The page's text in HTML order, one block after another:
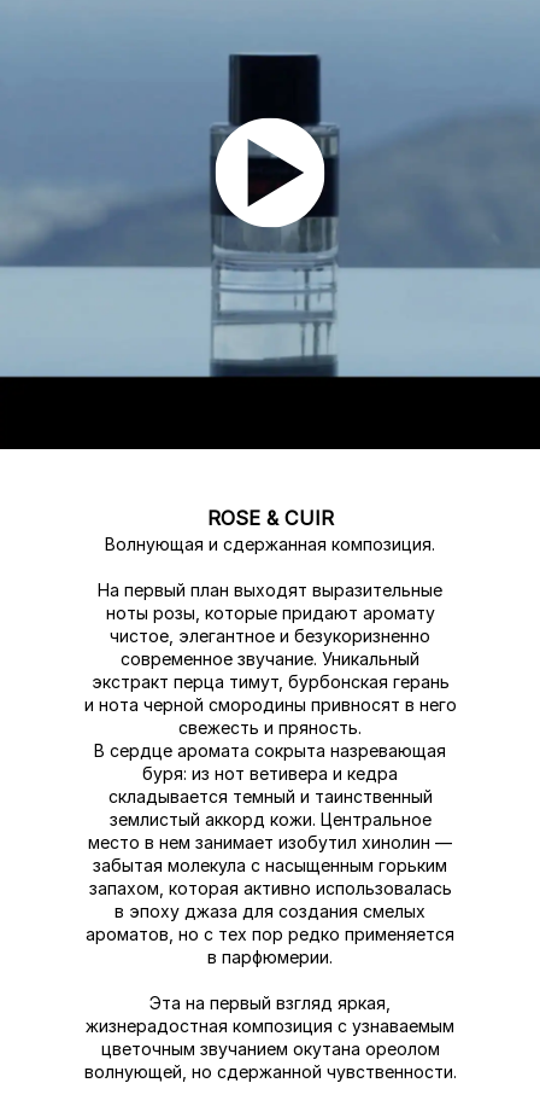
ROSE & CUIR
Волнующая и сдержанная композиция.
На первый план выходят выразительные
ноты розы, которые придают аромату
чистое, элегантное и безукоризненно
современное звучание. Уникальный
экстракт перца тимут, бурбонская герань
и нота черной смородины привносят в него
свежесть и пряность.
В сердце аромата сокрыта назревающая
буря: из нот ветивера и кедра
складывается темный и таинственный
землистый аккорд кожи. Центральное
место в нем занимает изобутил хинолин —
забытая молекула с насыщенным горьким
запахом, которая активно использовалась
в эпоху джаза для создания смелых
ароматов, но с тех пор редко применяется
в парфюмерии.
Эта на первый взгляд яркая,
жизнерадостная композиция с узнаваемым
цветочным звучанием окутана ореолом
волнующей, но сдержанной чувственности.